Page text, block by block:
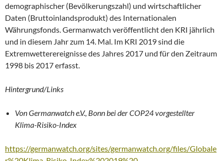
demographischer (Bevölkerungszahl) und wirtschaftlicher
Daten (Bruttoinlandsprodukt) des Internationalen
Währungsfonds. Germanwatch veröffentlicht den KRI jährlich
und in diesem Jahr zum 14. Mal. Im KRI 2019 sind die
Extremwetterereignisse des Jahres 2017 und für den Zeitraum
1998 bis 2017 erfasst.
Hintergrund/Links
Von Germanwatch e.V., Bonn bei der COP24 vorgestellter
Klima-Risiko-Index
https://germanwatch.org/sites/germanwatch.org/files/Globale